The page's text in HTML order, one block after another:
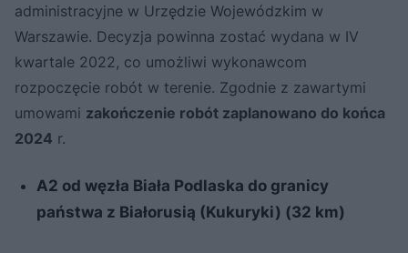
administracyjne w Urzędzie Wojewódzkim w
Warszawie. Decyzja powinna zostać wydana w IV
kwartale 2022, co umożliwi wykonawcom
rozpoczęcie robót w terenie. Zgodnie z zawartymi
umowami zakończenie robót zaplanowano do końca
2024 r.
A2 od węzła Biała Podlaska do granicy
państwa z Białorusią (Kukuryki) (32 km)